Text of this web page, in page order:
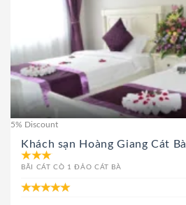
5% Discount
Khách sạn Hoàng Giang Cát Bà
BÃI CÁT CÒ 1 ĐẢO CÁT BÀ